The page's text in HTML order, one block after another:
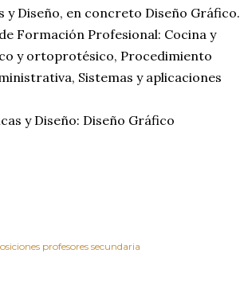
Diseño, en concreto Diseño Gráfico.
Profesional: Cocina y
y ortoprotésico, Procedimiento
Sistemas y aplicaciones
y Diseño: Diseño Gráfico
profesores secundaria